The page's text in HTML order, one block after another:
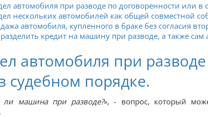
автомобиля при разводе по договоренности или в
нескольких автомобилей как общей совместной
автомобиля, купленного в браке без согласия
кредит на машину при разводе, а также сам
автомобиля при
судебном порядке.
ли машина при разводе?», - вопрос, который